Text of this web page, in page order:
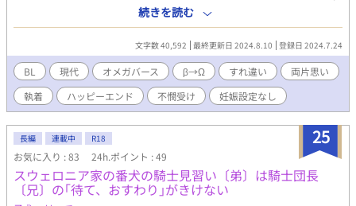
＼ファイ！／ ■作品傾向：ハピエン確約のすれ違い＆両片思い ■
性癖：現代オメガバースBL×友達以上、恋人未満×攻めからの逃
走 βであることを利用して好きな人に近づいていた受けが、Ωに転
換してしまい奔走する現代オメガバースBLです。 【詳しいあらす
じ】 Ωのフェロモンに当てられて発情期を引き起こし、苦しんで
いたαである籠理を救ったβの狭間。 籠理に気に入られた彼は、並
み居るΩを尻目に囲われて恋人のような日々を過ごす。 だがその
立場はαを誘惑しないβだから与えられていて、無条件に愛されて
いるわけではなかった。 それを自覚しているからこそ引き際を考
えながら生きていたが、ある日βにはない発情期に襲われる。 αを
引き付ける発情期を引き起こしたことにより、狭間は自身がΩに
なり始めていることを理解した。 幸い完全なΩには至ってはいな
かったが、Ω嫌いである籠理の側にはいられない。 狭間はβに戻る
続きを読む
文字数 40,592 最終更新日 2024.8.10 登録日 2024.7.24
BL 現代 オメガバース β→Ω すれ違い
両片思い
執着
ハッピーエンド 不憫受け 妊娠設定なし
25
長編 連載中 R18
お気に入り : 83 24h.ポイント : 49
スウェロニア家の番犬の騎士見習い〔弟〕は騎士団長
〔兄〕の｢待て、おすわり｣がきけない